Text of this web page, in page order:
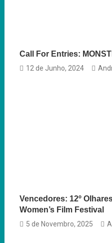
Call For Entries:
12 de Junho, 2024
Vencedores: 12º
Women’s Film Festival
5 de Novembro, 2025